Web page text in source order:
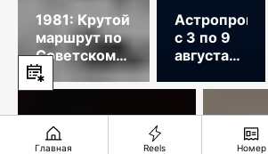
1981: Крутой
маршрут по
Советскому
Союзу
Астропрогноз
с 3 по 9
августа
года
Главная Reels Номер